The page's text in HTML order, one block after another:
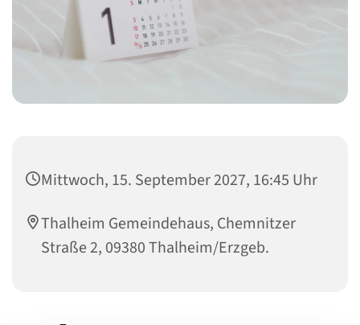
Mittwoch, 15. September 2027, 16:45 Uhr
Thalheim Gemeindehaus, Chemnitzer
Straße 2, 09380 Thalheim/Erzgeb.